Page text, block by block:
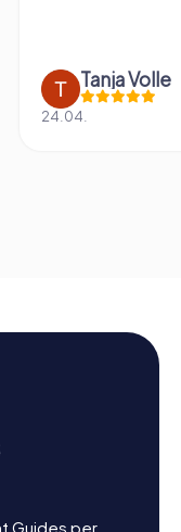
Tanja Volle
24.04.
Guides per